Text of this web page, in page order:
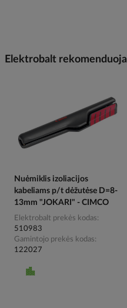
Elektrobalt rekomenduoja
Nuėmiklis izoliacijos
kabeliams p/t dėžutėse D=8-
13mm "JOKARI" - CIMCO
Elektrobalt prekės kodas
510983
Gamintojo prekės kodas
122027